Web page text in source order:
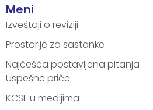
Meni
Izveštaji o reviziji
Prostorije za sastanke
Najčešća postavljena pitanja
Uspešne priče
KCSF u medijima